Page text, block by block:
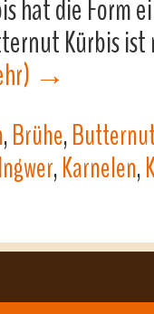
hat die Form
Kürbis
→
,Brühe,
Ingwer,Karnelen,